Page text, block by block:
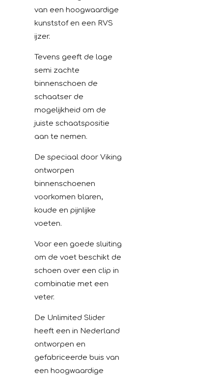
van een hoogwaardige
kunststof en een RVS
ijzer.
Tevens geeft de lage
semi zachte
binnenschoen de
schaatser de
mogelijkheid om de
juiste schaatspositie
aan te nemen.
De speciaal door Viking
ontworpen
binnenschoenen
voorkomen blaren,
koude en pijnlijke
voeten.
Voor een goede sluiting
om de voet beschikt de
schoen over een clip in
combinatie met een
veter.
De Unlimited Slider
heeft een in Nederland
ontworpen en
gefabriceerde buis van
een hoogwaardige